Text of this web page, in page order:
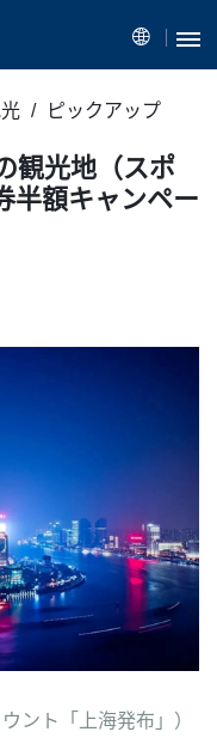
光 ピックアップ
観光地（スポ
半額キャンペー
ント「上海発布」 ）